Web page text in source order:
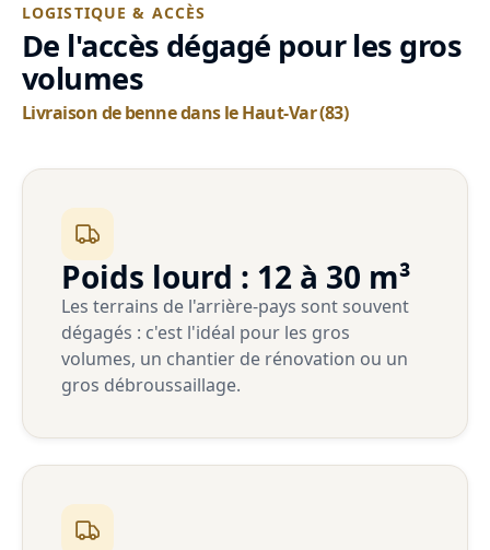
LOGISTIQUE & ACCÈS
De l'accès dégagé pour les gros
volumes
Livraison de benne dans le Haut-Var (83)
Poids lourd : 12 à 30 m³
Les terrains de l'arrière-pays sont souvent
dégagés : c'est l'idéal pour les gros
volumes, un chantier de rénovation ou un
gros débroussaillage.